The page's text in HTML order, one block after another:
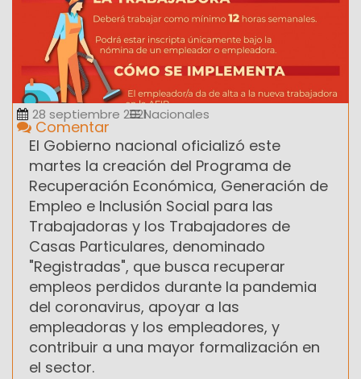
28 septiembre 2021Nacionales
Comentar
El Gobierno nacional oficializó este
martes la creación del Programa de
Recuperación Económica, Generación de
Empleo e Inclusión Social para las
Trabajadoras y los Trabajadores de
Casas Particulares, denominado
"Registradas", que busca recuperar
empleos perdidos durante la pandemia
del coronavirus, apoyar a las
empleadoras y los empleadores, y
contribuir a una mayor formalización en
el sector.